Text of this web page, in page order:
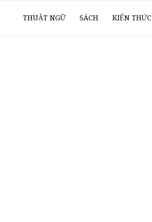
THUẬT NGỮ SÁCH KIẾN THỨC